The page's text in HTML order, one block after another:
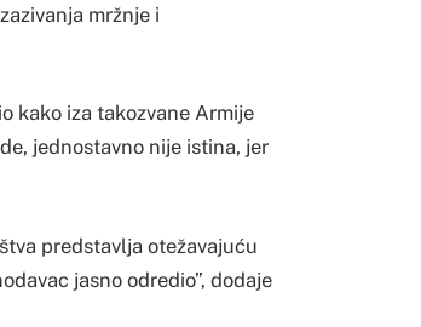
mržnje i
kako iza takozvane Armije
jednostavno nije istina, jer
predstavlja otežavajuću
jasno odredio”, dodaje